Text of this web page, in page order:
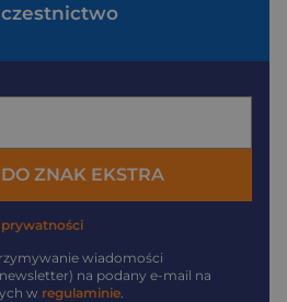
ZNAK EKSTRA
wiadomości
na podany e-mail na
w regulaminie